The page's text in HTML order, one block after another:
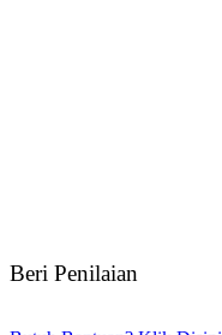
Beri Penilaian